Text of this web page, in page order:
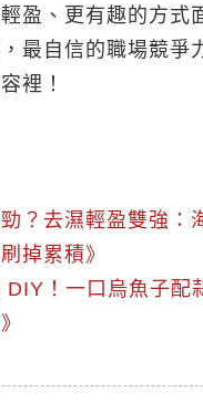
盈、更有趣的方式
最自信的職場競爭
裡！
？去濕輕盈雙強：
掉累積》
DIY！一口烏魚子配
》